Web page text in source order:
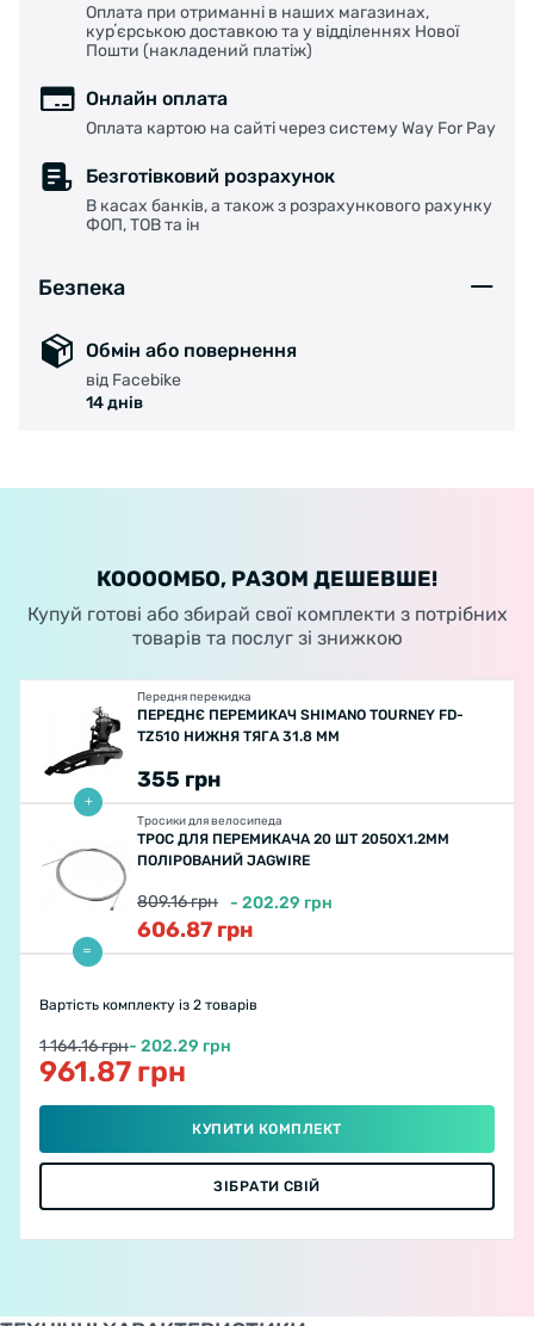
Оплата при отриманні в наших магазинах,
курʼєрською доставкою та у відділеннях Нової
Пошти (накладений платіж)
Онлайн оплата
Оплата картою на сайті через систему Way For Pay
Безготівковий розрахунок
В касах банків, а також з розрахункового рахунку
ФОП, ТОВ та ін
Безпека
Обмін або повернення
від Facebike
14 днів
КООООМБО, РАЗОМ ДЕШЕВШЕ!
Купуй готові або збирай свої комплекти з потрібних
товарів та послуг зі знижкою
Передня перекидка
ПЕРЕДНЄ ПЕРЕМИКАЧ SHIMANO TOURNEY FD-
TZ510 НИЖНЯ ТЯГА 31.8 ММ
355 грн
Тросики для велосипеда
ТРОС ДЛЯ ПЕРЕМИКАЧА 20 ШТ 2050Х1.2ММ
ПОЛІРОВАНИЙ JAGWIRE
809.16грн - 202.29 грн
606.87 грн
Вартість комплекту із 2 товарів
1 164.16 грн- 202.29 грн
961.87 грн
КУПИТИ КОМПЛЕКТ
ЗІБРАТИ СВІЙ